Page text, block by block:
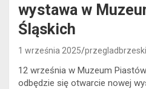
wystawa w
Śląskich
1 września 2025 przegladbrzeski
12 września w Muzeum
odbędzie się otwarcie nowej